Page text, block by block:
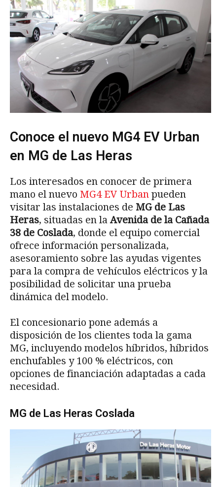
Conoce el nuevo MG4 EV Urban
en MG de Las Heras
Los interesados en conocer de primera
mano el nuevo MG4 EV Urban pueden
visitar las instalaciones de MG de Las
Heras, situadas en la Avenida de la Cañada
38 de Coslada, donde el equipo comercial
ofrece información personalizada,
asesoramiento sobre las ayudas vigentes
para la compra de vehículos eléctricos y la
posibilidad de solicitar una prueba
dinámica del modelo.
El concesionario pone además a
disposición de los clientes toda la gama
MG, incluyendo modelos híbridos, híbridos
enchufables y 100 % eléctricos, con
opciones de financiación adaptadas a cada
necesidad.
MG de Las Heras Coslada